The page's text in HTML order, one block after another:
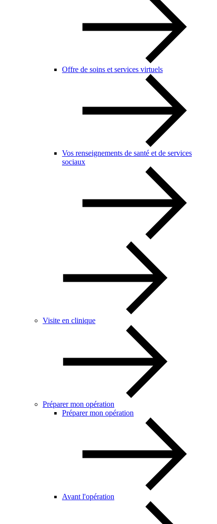
Offre de soins et services virtuels
Vos renseignements de santé et de services
sociaux
Visite en clinique
Préparer mon opération
Préparer mon opération
Avant l'opération